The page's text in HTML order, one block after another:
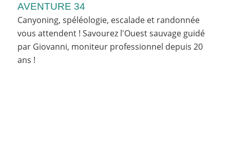
AVENTURE 34
Canyoning, spéléologie, escalade et randonnée
vous attendent ! Savourez l'Ouest sauvage guidé
par Giovanni, moniteur professionnel depuis 20
ans !